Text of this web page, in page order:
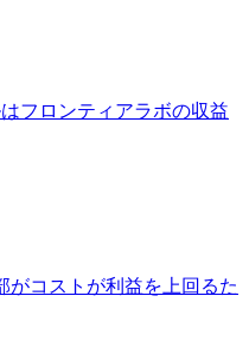
フロンティアラボの収益
がコストが利益を上回るた